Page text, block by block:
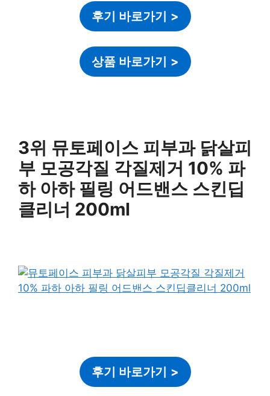
후기 바로가기 >
상품 바로가기 >
3위 뮤토페이스 피부과 닭살피
부 모공각질 각질제거 10% 파
하 아하 필링 어드밴스 스킨딥
클리너 200ml
후기 바로가기 >